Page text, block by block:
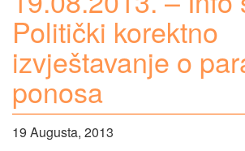
Politički korektno
izvještavanje o
ponosa
19 Augusta, 2013